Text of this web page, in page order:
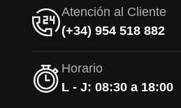
Atención al Cliente
(+34) 954 518 882
Horario
L - J: 08:30 a 18:00